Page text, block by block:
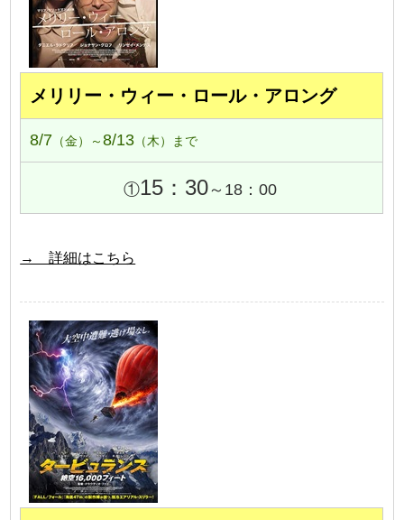
メリリー・ウィー・ロール・アロング
8/7 （金）～8/13 （木）まで
①15：30～18：00
→ 詳細はこちら